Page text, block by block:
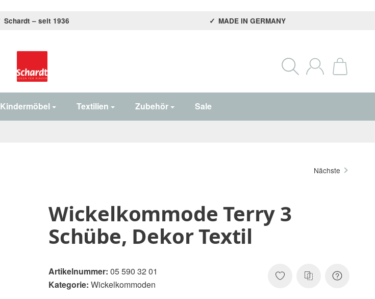
Schardt – seit 1936 MADE IN GERMANY
Kindermöbel Textilien Zubehör Sale
Nächste
Wickelkommode Terry 3
Schübe, Dekor Textil
Artikelnummer: 05 590 32 01
Kategorie: Wickelkommoden